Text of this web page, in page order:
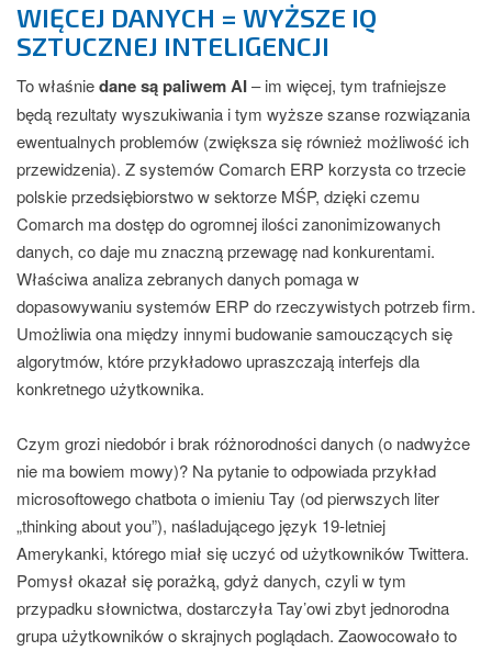
WIĘCEJ DANYCH = WYŻSZE IQ
SZTUCZNEJ INTELIGENCJI
To właśniedane są paliwem AI– im więcej, tym trafniejsze
będą rezultaty wyszukiwania i tym wyższe szanse rozwiązania
ewentualnych problemów (zwiększa się również możliwość ich
przewidzenia). Z systemów Comarch ERP korzysta co trzecie
polskie przedsiębiorstwo w sektorze MŚP, dzięki czemu
Comarch ma dostęp do ogromnej ilości zanonimizowanych
danych, co daje mu znaczną przewagę nad konkurentami.
Właściwa analiza zebranych danych pomaga w
dopasowywaniu systemów ERP do rzeczywistych potrzeb firm.
Umożliwia ona między innymi budowanie samouczących się
algorytmów, które przykładowo upraszczają interfejs dla
konkretnego użytkownika.
Czym grozi niedobór i brak różnorodności danych (o nadwyżce
nie ma bowiem mowy)? Na pytanie to odpowiada przykład
microsoftowego chatbota o imieniu Tay (od pierwszych liter
„thinking about you”), naśladującego język 19-letniej
Amerykanki, którego miał się uczyć od użytkowników Twittera.
Pomysł okazał się porażką, gdyż danych, czyli w tym
przypadku słownictwa, dostarczyła Tay’owi zbyt jednorodna
grupa użytkowników o skrajnych poglądach. Zaowocowało to